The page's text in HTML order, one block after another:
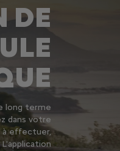
DE
long terme
dans votre
à effectuer,